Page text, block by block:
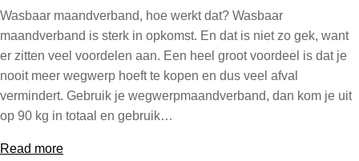
Wasbaar maandverband, hoe werkt dat? Wasbaar
maandverband is sterk in opkomst. En dat is niet zo gek, want
er zitten veel voordelen aan. Een heel groot voordeel is dat je
nooit meer wegwerp hoeft te kopen en dus veel afval
vermindert. Gebruik je wegwerpmaandverband, dan kom je uit
op 90 kg in totaal en gebruik…
Read more